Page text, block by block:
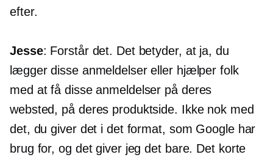
efter.
Jesse: Forstår det. Det betyder, at ja, du
lægger disse anmeldelser eller hjælper folk
med at få disse anmeldelser på deres
websted, på deres produktside. Ikke nok med
det, du giver det i det format, som Google har
brug for, og det giver jeg det bare. Det korte